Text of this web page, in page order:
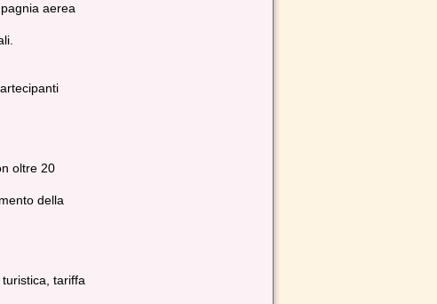
aerea
oltre 20
della
tariffa